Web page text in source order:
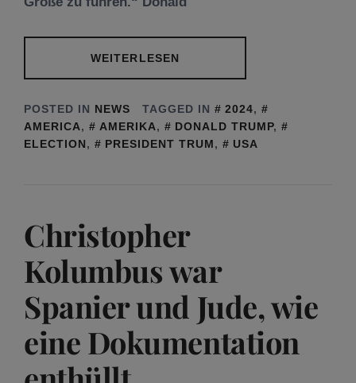
WEITERLESEN
POSTED IN NEWS TAGGED IN 2024,
AMERICA, AMERIKA, DONALD TRUMP,
ELECTION, PRESIDENT TRUM, USA
Christopher
Kolumbus war
Spanier und Jude, wie
eine Dokumentation